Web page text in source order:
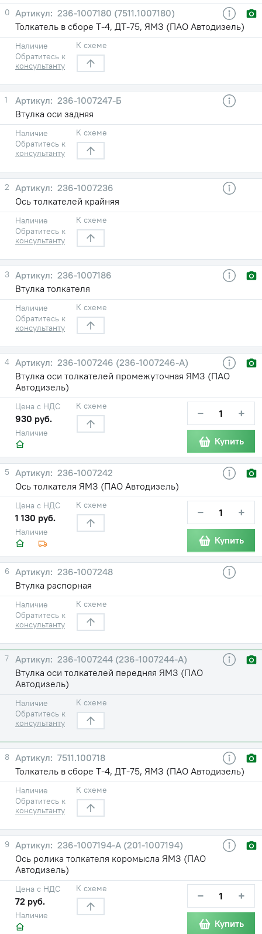
0
236-1007180 (7511.1007180)
Толкатель в сборе Т-4, ДТ-75, ЯМЗ (ПАО Автодизель)
Наличие
Обратитесь к
консультанту
К схеме
1
236-1007247-Б
Втулка оси задняя
Наличие
Обратитесь к
консультанту
К схеме
2
236-1007236
Ось толкателей крайняя
Наличие
Обратитесь к
консультанту
К схеме
3
236-1007186
Втулка толкателя
Наличие
Обратитесь к
консультанту
К схеме
4
236-1007246 (236-1007246-А)
Втулка оси толкателей промежуточная ЯМЗ (ПАО
Автодизель)
Наличие
Цена с НДС
930 руб.
К схеме − +
Купить
5
236-1007242
Ось толкателя ЯМЗ (ПАО Автодизель)
Наличие
Цена с НДС
1 130 руб.
К схеме − +
Купить
6
236-1007248
Втулка распорная
Наличие
Обратитесь к
консультанту
К схеме
7
236-1007244 (236-1007244-А)
Втулка оси толкателей передняя ЯМЗ (ПАО
Автодизель)
Наличие
Обратитесь к
консультанту
К схеме
8
7511.100718
Толкатель в сборе Т-4, ДТ-75, ЯМЗ (ПАО Автодизель)
Наличие
Обратитесь к
консультанту
К схеме
9
236-1007194-А (201-1007194)
Ось ролика толкателя коромысла ЯМЗ (ПАО
Автодизель)
Наличие
Цена с НДС
72 руб.
К схеме − +
Купить